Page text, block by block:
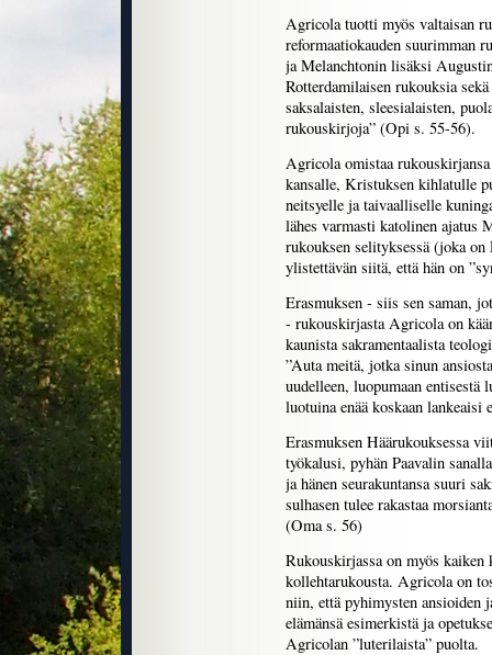
Agricola tuotti myös valtaisan
reformaatiokauden suurimman
ja Melanchtonin lisäksi
Rotterdamilaisen rukouksia
saksalaisten, sleesialaisten,
rukouskirjoja” (Opi s. 55-56).
Agricola omistaa
kansalle, Kristuksen kihlatulle
neitsyelle ja taivaalliselle
lähes varmasti katolinen ajatus
rukouksen selityksessä (joka
ylistettävän siitä, että hän on
Erasmuksen - siis sen saman,
- rukouskirjasta Agricola on
kaunista sakramentaalista
”Auta meitä, jotka sinun
uudelleen, luopumaan entisestä
luotuina enää koskaan lankeaisi
Erasmuksen Häärukouksessa
työkalusi, pyhän Paavalin
ja hänen seurakuntansa suuri
sulhasen tulee rakastaa
(Oma s. 56)
Rukouskirjassa on myös
kollehtarukousta. Agricola on
niin, että pyhimysten ansioiden
elämänsä esimerkistä ja
Agricolan ”luterilaista” puolta.